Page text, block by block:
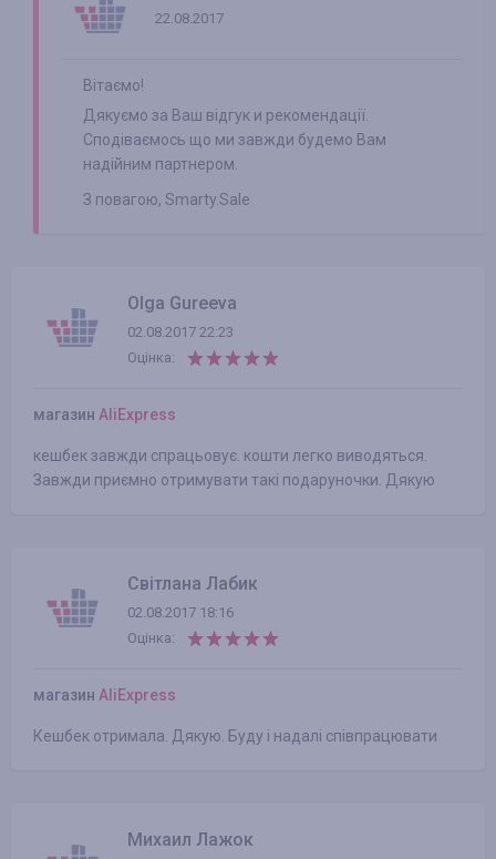
22.08.2017
Вітаємо!
Дякуємо за Ваш відгук и рекомендації.
Сподіваємось що ми завжди будемо Вам
надійним партнером.
З повагою, Smarty.Sale
Olga Gureeva
02.08.2017 22:23
Оцінка:
магазин AliExpress
кешбек завжди спрацьовує. кошти легко виводяться.
Завжди приємно отримувати такі подаруночки. Дякую
Світлана Лабик
02.08.2017 18:16
Оцінка:
магазин AliExpress
Кешбек отримала. Дякую. Буду і надалі співпрацювати
Михаил Лажок